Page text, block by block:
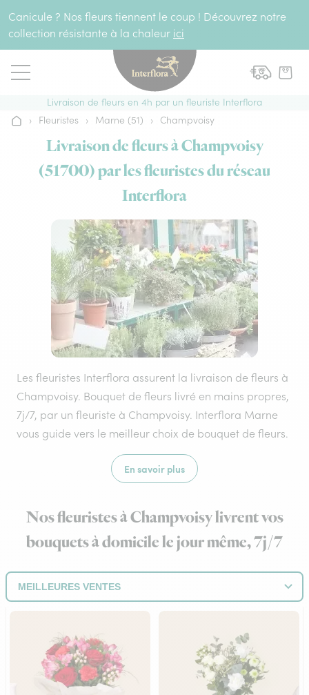
Canicule ? Nos fleurs tiennent le coup ! Découvrez notre
collection résistante à la chaleur ici
Livraison de fleurs en 4h par un fleuriste Interflora
Accueil
› Fleuristes › Marne (51) › Champvoisy
Livraison de fleurs à Champvoisy
(51700) par les fleuristes du réseau
Interflora
Les fleuristes Interflora assurent la livraison de fleurs à
Champvoisy. Bouquet de fleurs livré en mains propres,
7j/7, par un fleuriste à Champvoisy. Interflora Marne
vous guide vers le meilleur choix de bouquet de fleurs.
En savoir plus
Nos fleuristes à Champvoisy livrent vos
bouquets à domicile le jour même, 7j/7